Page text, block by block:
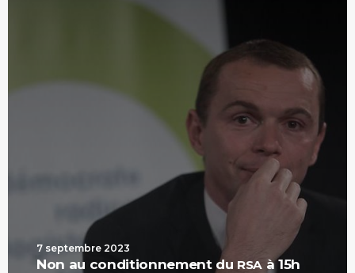
7 septembre 2023
Non au conditionnement du RSA à 15h